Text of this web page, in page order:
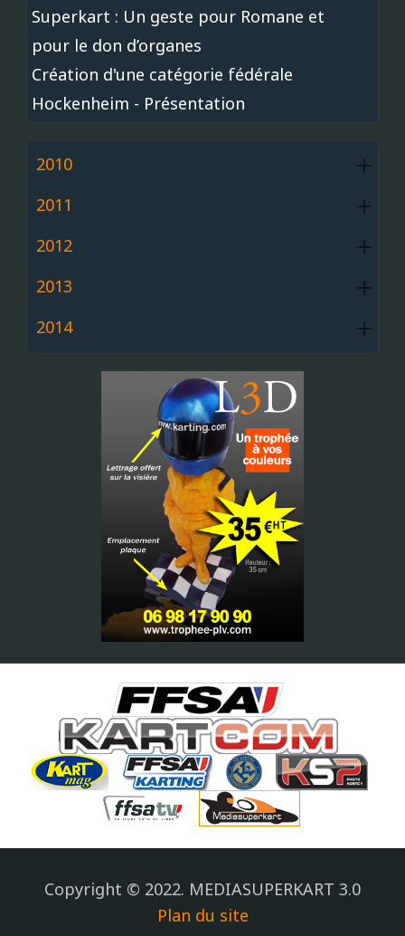
Superkart : Un geste pour Romane et
pour le don d’organes
Création d'une catégorie fédérale
Hockenheim - Présentation
2010
2011
2012
2013
2014
Copyright © 2022. MEDIASUPERKART 3.0
Plan du site